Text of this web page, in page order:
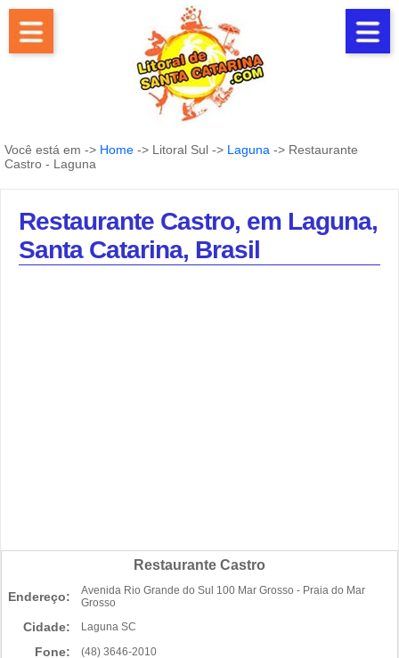
Você está em -> Home -> Litoral Sul -> Laguna -> Restaurante
Castro - Laguna
Restaurante Castro, em Laguna,
Santa Catarina, Brasil
Restaurante Castro
Endereço:
Avenida Rio Grande do Sul 100 Mar Grosso - Praia do Mar
Grosso
Cidade: Laguna SC
Fone: (48) 3646-2010